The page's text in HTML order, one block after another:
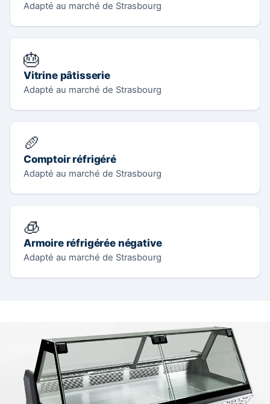
Adapté au marché de Strasbourg
🎂
Vitrine pâtisserie
Adapté au marché de Strasbourg
🥖
Comptoir réfrigéré
Adapté au marché de Strasbourg
🧊
Armoire réfrigérée négative
Adapté au marché de Strasbourg